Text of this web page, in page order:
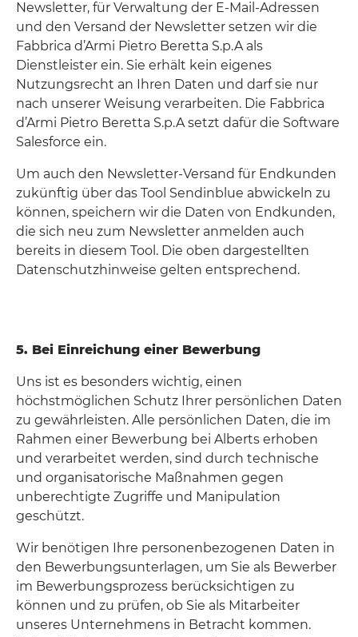
Newsletter, für Verwaltung der E-Mail-Adressen
und den Versand der Newsletter setzen wir die
Fabbrica d’Armi Pietro Beretta S.p.A als
Dienstleister ein. Sie erhält kein eigenes
Nutzungsrecht an Ihren Daten und darf sie nur
nach unserer Weisung verarbeiten. Die Fabbrica
d’Armi Pietro Beretta S.p.A setzt dafür die Software
Salesforce ein.
Um auch den Newsletter-Versand für Endkunden
zukünftig über das Tool Sendinblue abwickeln zu
können, speichern wir die Daten von Endkunden,
die sich neu zum Newsletter anmelden auch
bereits in diesem Tool. Die oben dargestellten
Datenschutzhinweise gelten entsprechend.
5. Bei Einreichung einer Bewerbung
Uns ist es besonders wichtig, einen
höchstmöglichen Schutz Ihrer persönlichen Daten
zu gewährleisten. Alle persönlichen Daten, die im
Rahmen einer Bewerbung bei Alberts erhoben
und verarbeitet werden, sind durch technische
und organisatorische Maßnahmen gegen
unberechtigte Zugriffe und Manipulation
geschützt.
Wir benötigen Ihre personenbezogenen Daten in
den Bewerbungsunterlagen, um Sie als Bewerber
im Bewerbungsprozess berücksichtigen zu
können und zu prüfen, ob Sie als Mitarbeiter
unseres Unternehmens in Betracht kommen.